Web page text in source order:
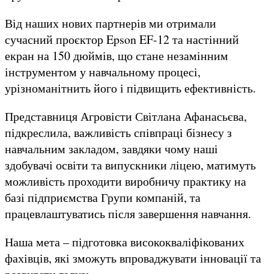
Від наших нових партнерів ми отримали
сучасний проєктор Epson EF-12 та настінний
екран на 150 дюймів, що стане незамінним
інструментом у навчальному процесі,
урізноманітнить його і підвищить ефективність.
Представниця Агровісти Світлана Афанасьєва,
підкреслила, важливість співпраці бізнесу з
навчальним закладом, завдяки чому наші
здобувачі освіти та випускники ліцею, матимуть
можливість проходити виробничу практику на
базі підприємства Групи компаній, та
працевлаштуватись після завершення навчання.
Наша мета – підготовка висококваліфікованих
фахівців, які зможуть впроваджувати інновації та